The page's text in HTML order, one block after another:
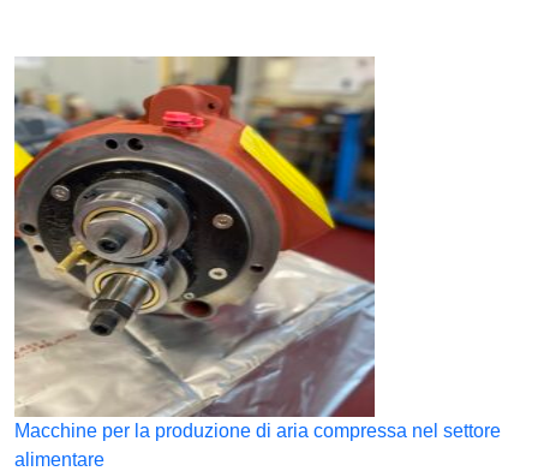
Macchine per la produzione di aria compressa nel settore
alimentare